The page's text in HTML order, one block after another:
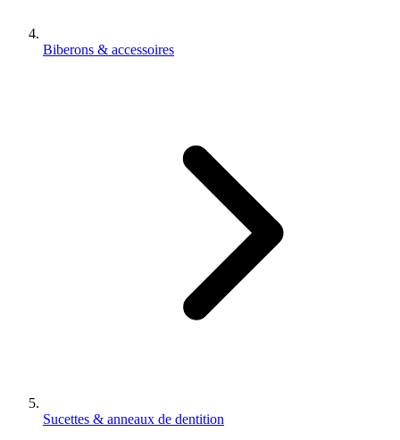
Biberons & accessoires
Sucettes & anneaux de dentition